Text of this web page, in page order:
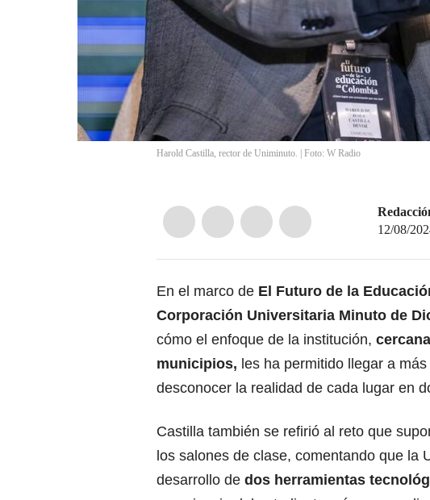
Harold Castilla, rector de Uniminuto. | Foto: W Radio
12/08/
En el marco de El Futuro de la
Corporación Universitaria Minuto de
cómo el enfoque de la institución,
municipios, les ha permitido llegar a
desconocer la realidad de cada lugar en
Castilla también se refirió al reto que
los salones de clase, comentando que la
desarrollo de dos herramientas